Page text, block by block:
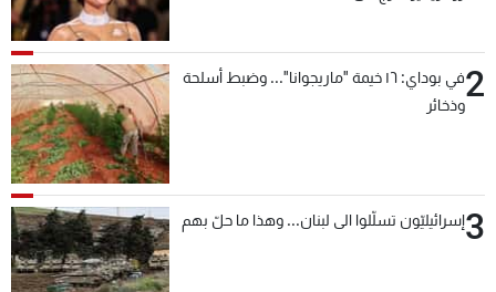
2
في بوداي: ١٦ خيمة "ماريجوانا"... وضبط أسلحة
وذخائر
3إسرائيليّون تسلّلوا الى لبنان... وهذا ما حلّ بهم